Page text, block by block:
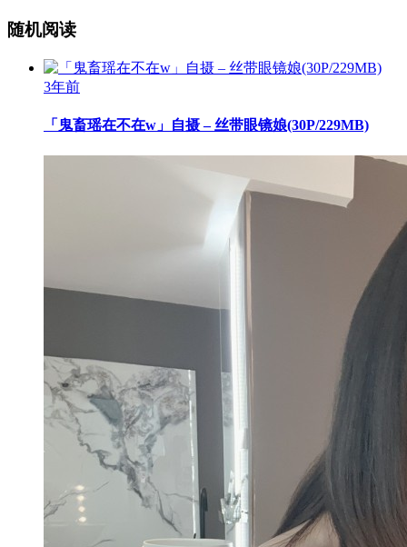
随机阅读
3年前
「鬼畜瑶在不在w」自摄 – 丝带眼镜娘(30P/229MB)